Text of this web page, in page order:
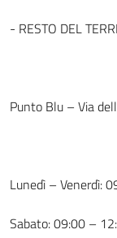
- RESTO DEL
Punto Blu – Via
Lunedì – Venerdì:
Sabato: 09:00 –